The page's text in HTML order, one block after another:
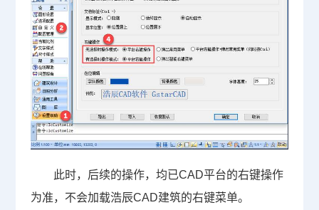
此时，后续的操作，均已CAD平台的右键操作
为准，不会加载浩辰CAD建筑的右键菜单。